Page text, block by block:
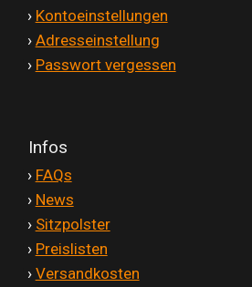
Allgemeine Geschäftsbedingungen
Impressum
Versandkosten
Widerruf
› Kontoeinstellungen
› Adresseinstellung
› Passwort vergessen
Infos
› FAQs
› News
› Sitzpolster
› Preislisten
› Versandkosten